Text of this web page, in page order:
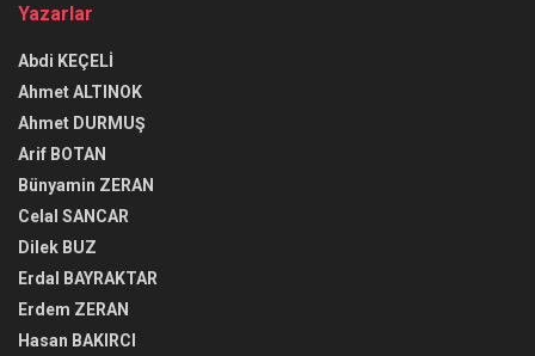
Yazarlar
Abdi KEÇELİ
Ahmet ALTINOK
Ahmet DURMUŞ
Arif BOTAN
Bünyamin ZERAN
Celal SANCAR
Dilek BUZ
Erdal BAYRAKTAR
Erdem ZERAN
Hasan BAKIRCI